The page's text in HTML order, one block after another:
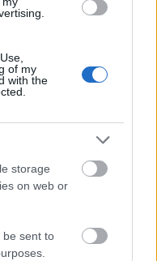
of my
with the
storage
on web or
be sent to
arcaként szerepel
gyönyörű a fotókon,
Küldés
Messengeren
Google
a